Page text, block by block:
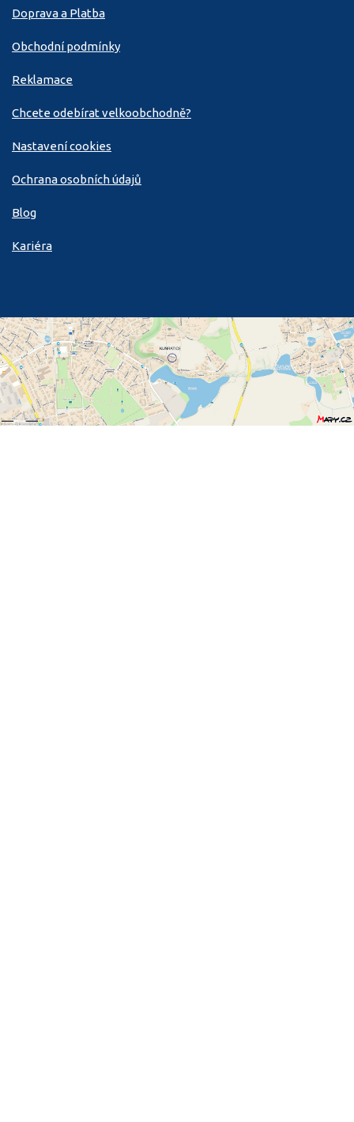
Doprava a Platba
Obchodní podmínky
Reklamace
Chcete odebírat velkoobchodně?
Nastavení cookies
Ochrana osobních údajů
Blog
Kariéra